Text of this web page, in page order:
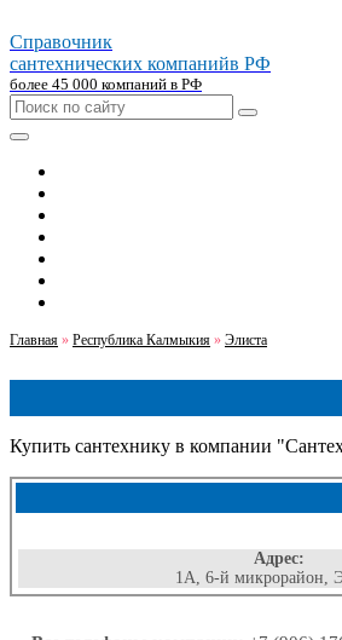
Справочник
сантехнических компанийв РФ
более 45 000 компаний в РФ
Главная » Республика Калмыкия » Элиста
Купить сантехнику в компании
Адрес:
1А, 6-й микрорайон,